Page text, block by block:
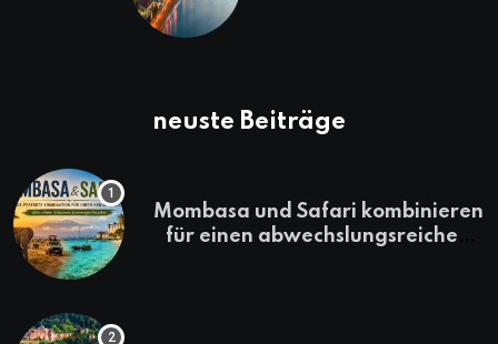
neuste Beiträge
Mombasa und Safari kombinieren
für einen abwechslungsreichen